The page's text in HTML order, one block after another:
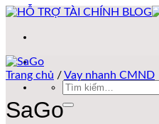
Bỏ
Tìm
Trang chủ /Vay nhanh CMND
SaGo